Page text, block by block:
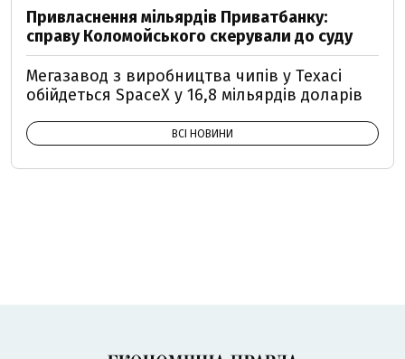
Привласнення мільярдів Приватбанку:
справу Коломойського скерували до суду
Мегазавод з виробництва чипів у Техасі
обійдеться SpaceX у 16,8 мільярдів доларів
ВСІ НОВИНИ